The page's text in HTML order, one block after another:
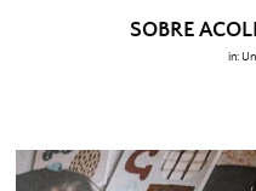
SOBRE
in: